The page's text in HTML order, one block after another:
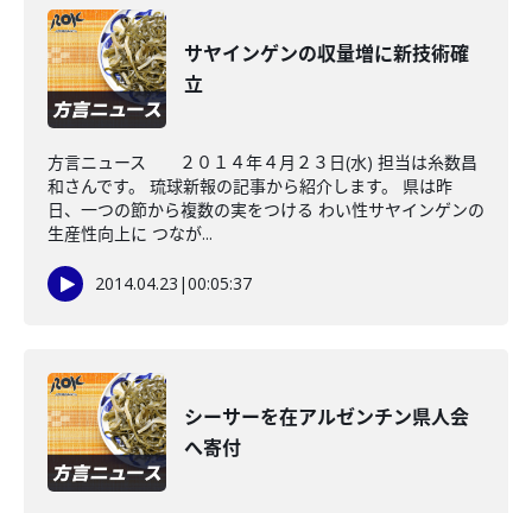
サヤインゲンの収量増に新技術確
立
方言ニュース ２０１４年４月２３日(水) 担当は糸数昌
和さんです。 琉球新報の記事から紹介します。 県は昨
日、一つの節から複数の実をつける わい性サヤインゲンの
生産性向上に つなが...
2014.04.23 |00:05:37
シーサーを在アルゼンチン県人会
へ寄付